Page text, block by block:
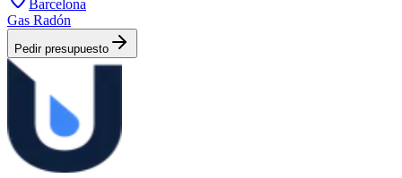
Barcelona
Gas Radón
Pedir presupuesto